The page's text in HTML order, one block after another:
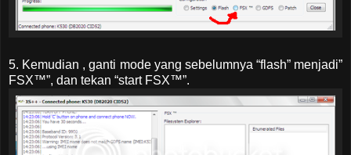
5. Kemudian , ganti mode yang sebelumnya “flash” menjadi”
FSX™”, dan tekan “start FSX™”.